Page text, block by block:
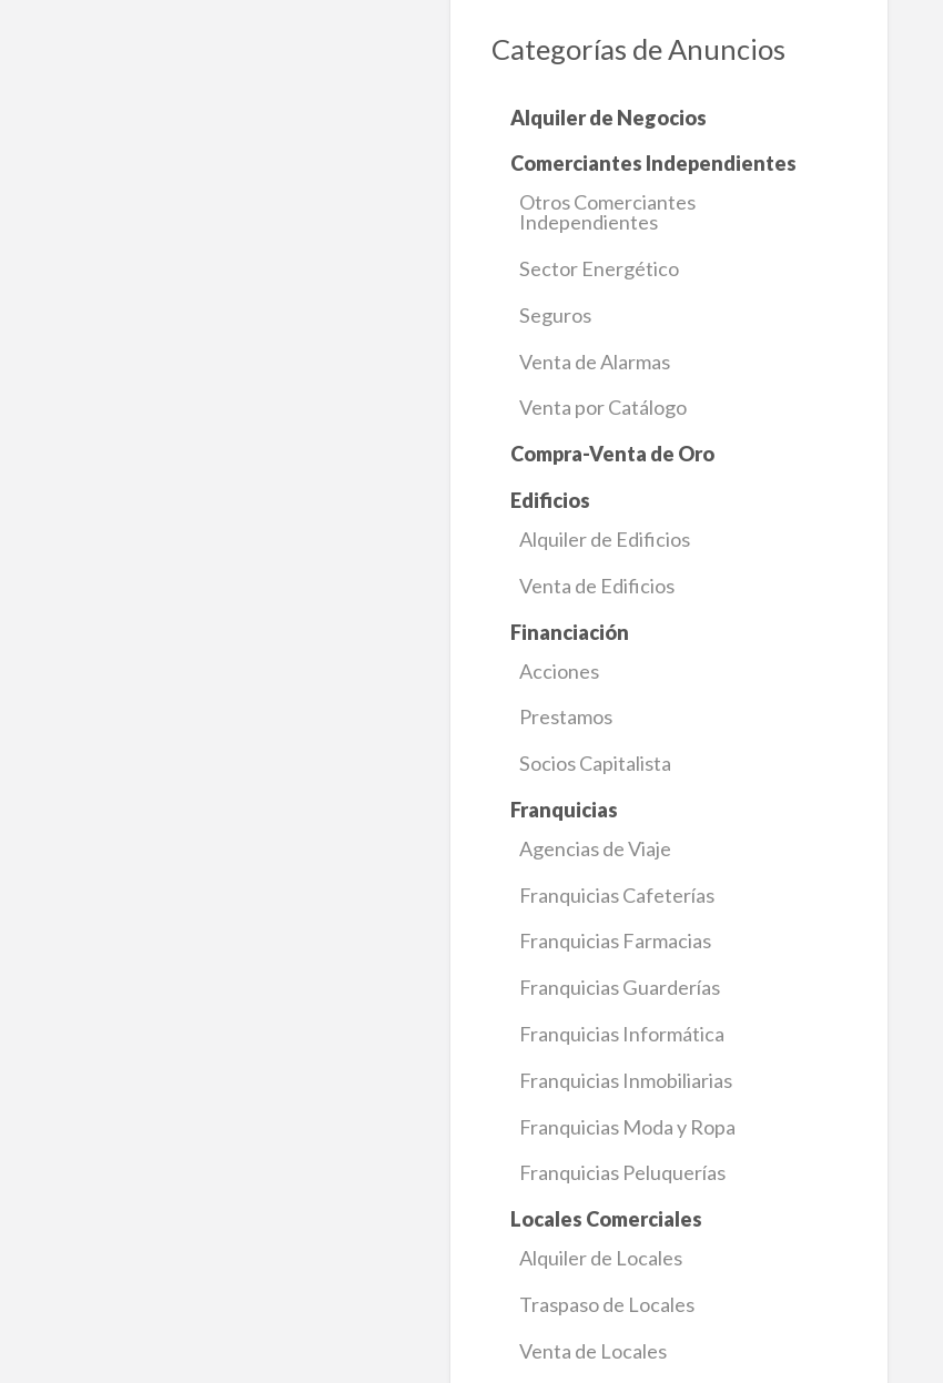
Categorías de Anuncios
Alquiler de Negocios
Comerciantes Independientes
Otros Comerciantes
Independientes
Sector Energético
Seguros
Venta de Alarmas
Venta por Catálogo
Compra-Venta de Oro
Edificios
Alquiler de Edificios
Venta de Edificios
Financiación
Acciones
Prestamos
Socios Capitalista
Franquicias
Agencias de Viaje
Franquicias Cafeterías
Franquicias Farmacias
Franquicias Guarderías
Franquicias Informática
Franquicias Inmobiliarias
Franquicias Moda y Ropa
Franquicias Peluquerías
Locales Comerciales
Alquiler de Locales
Traspaso de Locales
Venta de Locales